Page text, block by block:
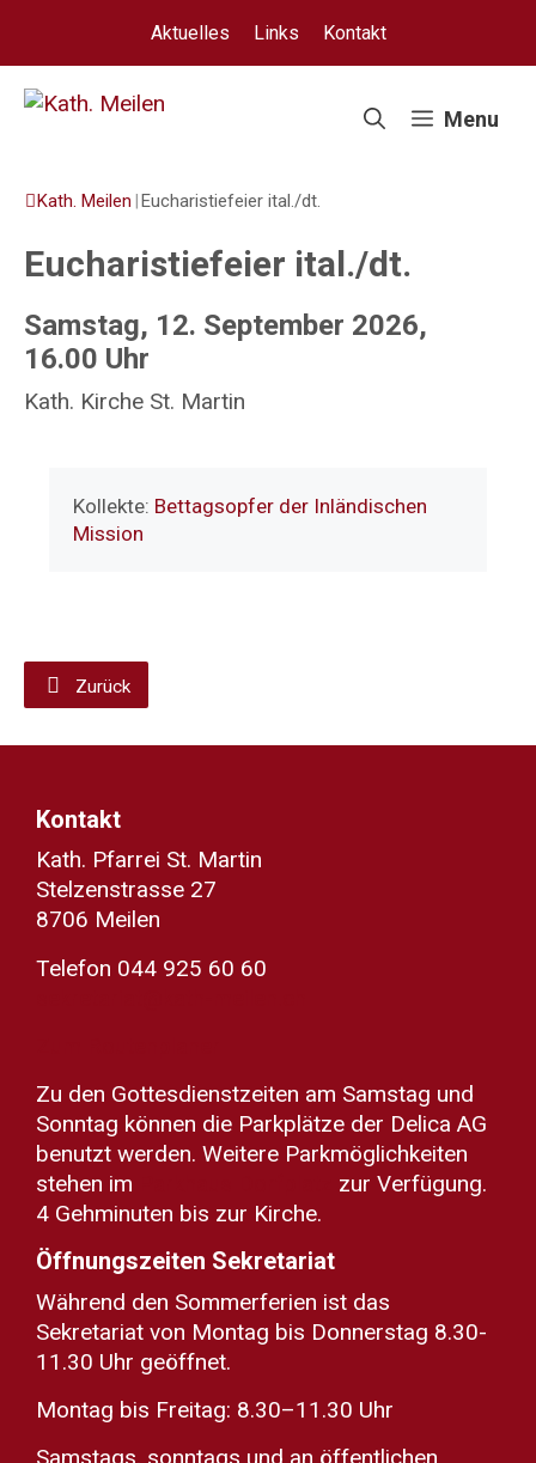
Inhalt
Aktuelles Links Kontakt
Menu
Kath. Meilen |Eucharistiefeier ital./dt.
Eucharistiefeier ital./dt.
Samstag, 12. September 2026,
16.00 Uhr
Kath. Kirche St. Martin
Kollekte: Bettagsopfer der Inländischen
Mission
Zurück
Kontakt
Kath. Pfarrei St. Martin
Stelzenstrasse 27
8706 Meilen
Telefon 044 925 60 60
Zu den Gottesdienstzeiten am Samstag und
Sonntag können die Parkplätze der Delica AG
benutzt werden. Weitere Parkmöglichkeiten
stehen im
zur Verfügung.
4 Gehminuten bis zur Kirche.
Öffnungszeiten Sekretariat
Während den Sommerferien ist das
Sekretariat von Montag bis Donnerstag 8.30-
11.30 Uhr geöffnet.
Montag bis Freitag: 8.30–11.30 Uhr